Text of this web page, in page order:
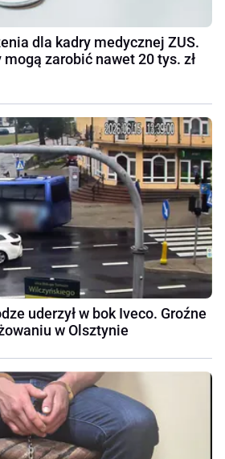
dla kadry medycznej ZUS.
zarobić nawet 20 tys. zł
uderzył w bok Iveco. Groźne
w Olsztynie